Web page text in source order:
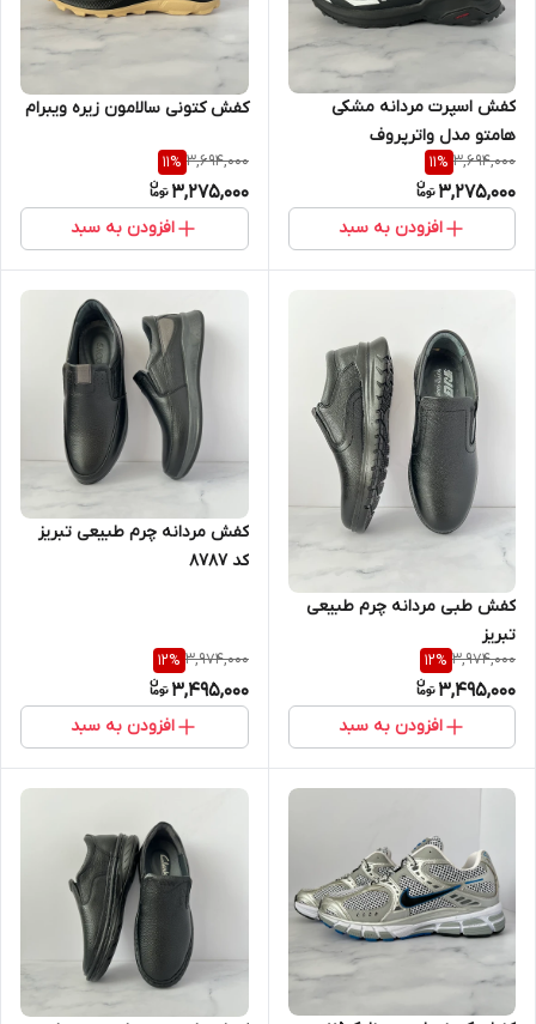
کفش اسپرت مردانه مشکی
هامتو مدل واترپروف
3,694,000
11%
3,275,000
افزودن به سبد
کفش کتونی سالامون زیره ویبرام
3,694,000
11%
3,275,000
افزودن به سبد
کفش طبی مردانه چرم طبیعی
تبریز
3,974,000
12%
3,495,000
افزودن به سبد
کفش مردانه چرم طبیعی تبریز
کد ۸۷۸۷
3,974,000
12%
3,495,000
افزودن به سبد